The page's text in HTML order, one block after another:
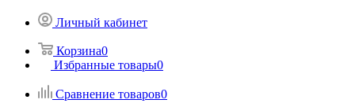
Личный кабинет
Корзина0
Избранные товары0
Сравнение товаров0